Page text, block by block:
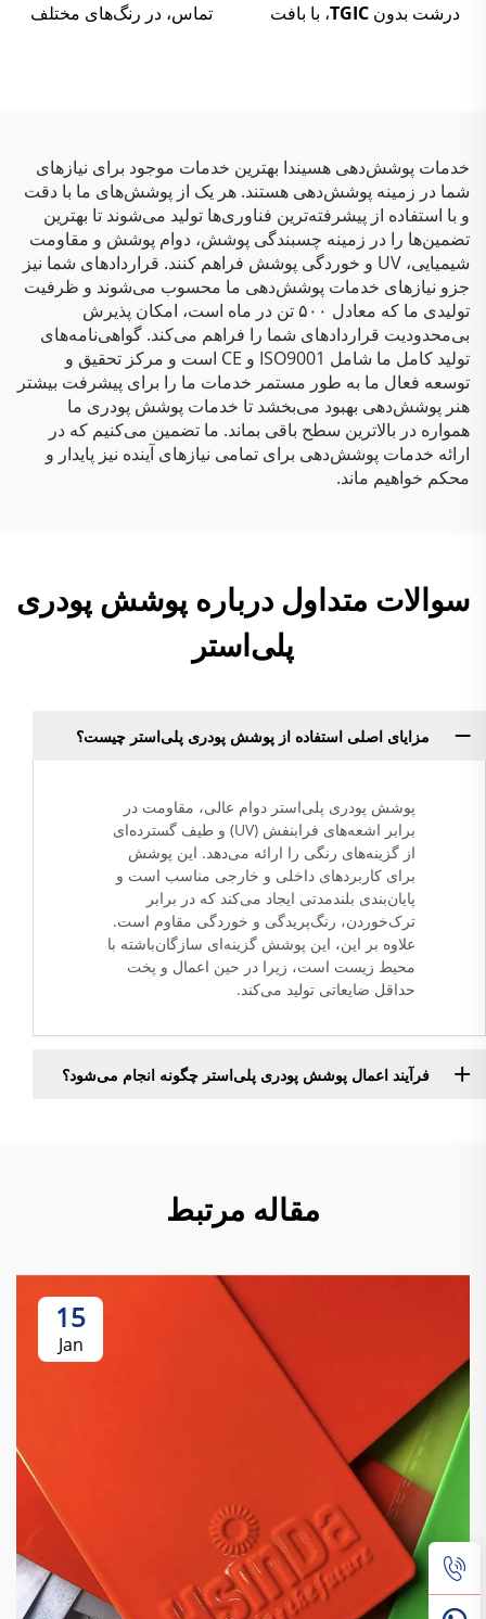
درشت بدون TGIC، با بافت
تماس، در رنگ‌های مختلف
خدمات پوشش‌دهی هسیندا بهترین خدمات موجود برای نیازهای
شما در زمینه پوشش‌دهی هستند. هر یک از پوشش‌های ما با دقت
و با استفاده از پیشرفته‌ترین فناوری‌ها تولید می‌شوند تا بهترین
تضمین‌ها را در زمینه چسبندگی پوشش، دوام پوشش و مقاومت
شیمیایی، UV و خوردگی پوشش فراهم کنند. قراردادهای شما نیز
جزو نیازهای خدمات پوشش‌دهی ما محسوب می‌شوند و ظرفیت
تولیدی ما که معادل ۵۰۰ تن در ماه است، امکان پذیرش
بی‌محدودیت قراردادهای شما را فراهم می‌کند. گواهی‌نامه‌های
تولید کامل ما شامل ISO9001 و CE است و مرکز تحقیق و
توسعه فعال ما به طور مستمر خدمات ما را برای پیشرفت بیشتر
هنر پوشش‌دهی بهبود می‌بخشد تا خدمات پوشش پودری ما
همواره در بالاترین سطح باقی بماند. ما تضمین می‌کنیم که در
ارائه خدمات پوشش‌دهی برای تمامی نیازهای آینده نیز پایدار و
محکم خواهیم ماند.
سوالات متداول درباره پوشش پودری
پلی‌استر
مزایای اصلی استفاده از پوشش پودری پلی‌استر چیست؟
پوشش پودری پلی‌استر دوام عالی، مقاومت در
برابر اشعه‌های فرابنفش (UV) و طیف گسترده‌ای
از گزینه‌های رنگی را ارائه می‌دهد. این پوشش
برای کاربردهای داخلی و خارجی مناسب است و
پایان‌بندی بلندمدتی ایجاد می‌کند که در برابر
ترک‌خوردن، رنگ‌پریدگی و خوردگی مقاوم است.
علاوه بر این، این پوشش گزینه‌ای سازگان‌باشته با
محیط زیست است، زیرا در حین اعمال و پخت
حداقل ضایعاتی تولید می‌کند.
فرآیند اعمال پوشش پودری پلی‌استر چگونه انجام می‌شود؟
مقاله مرتبط
15
Jan